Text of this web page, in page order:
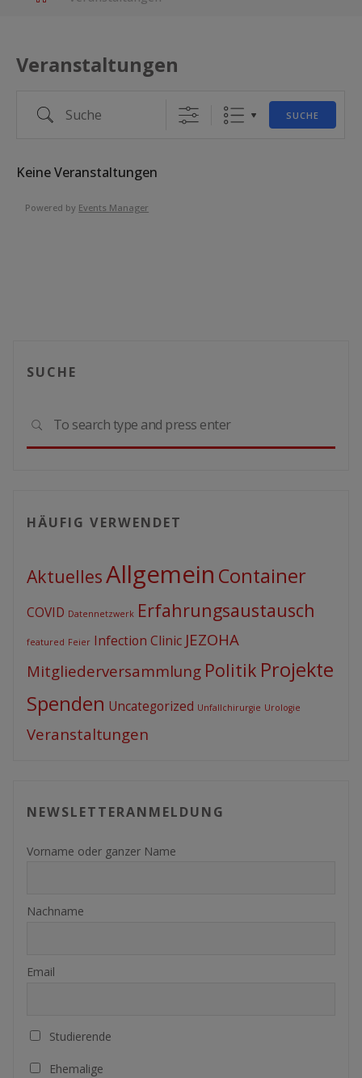
Veranstaltungen
Suche SUCHE
Keine Veranstaltungen
Powered by Events Manager
SUCHE
SEARCH
HÄUFIG VERWENDET
AktuellesAllgemein Container
COVID Datennetzwerk Erfahrungsaustausch
featured Feier Infection Clinic JEZOHA
Mitgliederversammlung Politik Projekte
Spenden Uncategorized Unfallchirurgie Urologie
Veranstaltungen
NEWSLETTERANMELDUNG
Vorname oder ganzer Name
Nachname
Email
Studierende
Ehemalige